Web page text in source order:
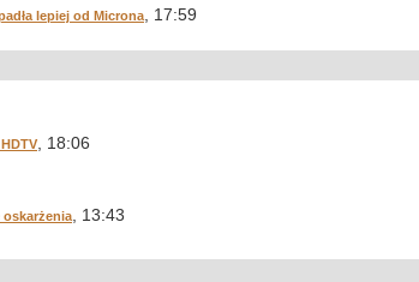
lepiej od Microna , 17:59
, 18:06
oskarżenia , 13:43